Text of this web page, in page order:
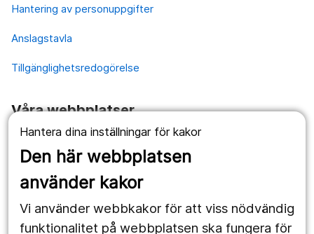
Hantera dina inställningar för kakor
Den här webbplatsen
använder kakor
Vi använder webbkakor för att viss nödvändig
funktionalitet på webbplatsen ska fungera för
Hantering av personuppgifter
Anslagstavla
Tillgänglighetsredogörelse
Våra webbplatser
1177.se
Länstrafiken
Utveckling